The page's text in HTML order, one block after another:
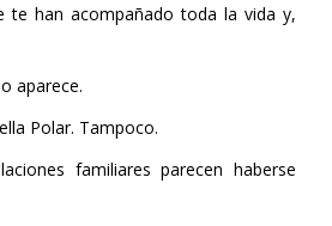
te han acompañado toda la vida y,
aparece.
Polar. Tampoco.
familiares parecen haberse